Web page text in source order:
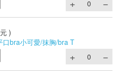
元 )
口bra小可愛/抹胸/bra T